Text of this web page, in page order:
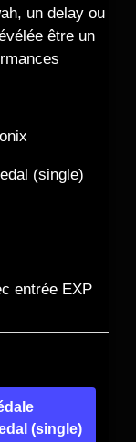
un delay ou
être un
(single)
entrée EXP
(single)